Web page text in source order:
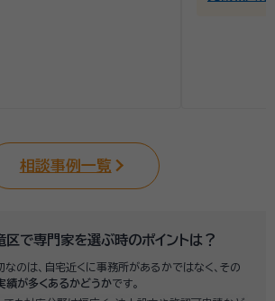
相談事例一覧
で専門家を選ぶ時のポイントは？
のは、自宅近くに事務所があるかではなく、その
績が多くあるかどうかです。